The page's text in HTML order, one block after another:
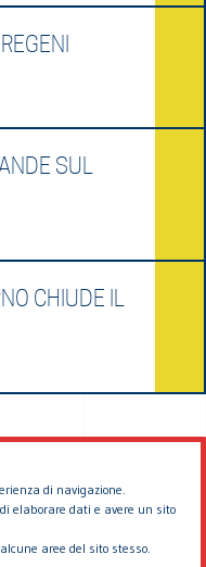
di navigazione.
elaborare dati e avere un sito
aree del sito stesso.
SUL
CHIUDE IL